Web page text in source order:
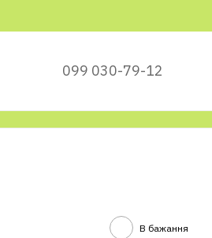
099 030-79-12
В бажання